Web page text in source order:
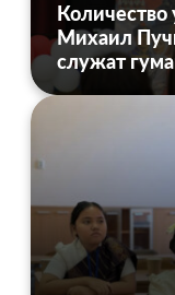
Михаил
служат